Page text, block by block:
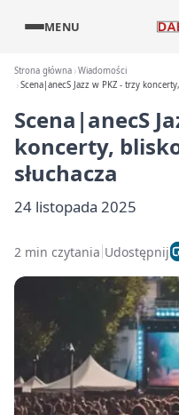
MENU
Strona główna Wiadomości
Scena|anecS Jazz w PKZ - trzy
Scena|anecS
koncerty,
słuchacza
24 listopada 2025
2 min czytania Udostępnij